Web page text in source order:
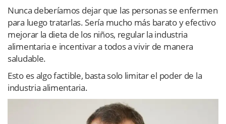
Nunca deberíamos dejar que las personas se enfermen
para luego tratarlas. Sería mucho más barato y efectivo
mejorar la dieta de los niños, regular la industria
alimentaria e incentivar a todos a vivir de manera
saludable.
Esto es algo factible, basta solo limitar el poder de la
industria alimentaria.